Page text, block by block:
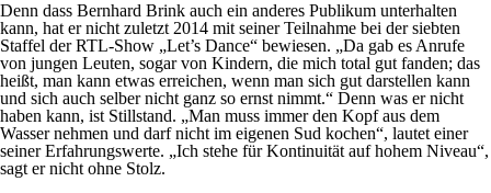
Denn dass Bernhard Brink auch ein anderes Publikum unterhalten
kann, hat er nicht zuletzt 2014 mit seiner Teilnahme bei der siebten
Staffel der RTL-Show „Let’s Dance“ bewiesen. „Da gab es Anrufe
von jungen Leuten, sogar von Kindern, die mich total gut fanden; das
heißt, man kann etwas erreichen, wenn man sich gut darstellen kann
und sich auch selber nicht ganz so ernst nimmt.“ Denn was er nicht
haben kann, ist Stillstand. „Man muss immer den Kopf aus dem
Wasser nehmen und darf nicht im eigenen Sud kochen“, lautet einer
seiner Erfahrungswerte. „Ich stehe für Kontinuität auf hohem Niveau“,
sagt er nicht ohne Stolz.